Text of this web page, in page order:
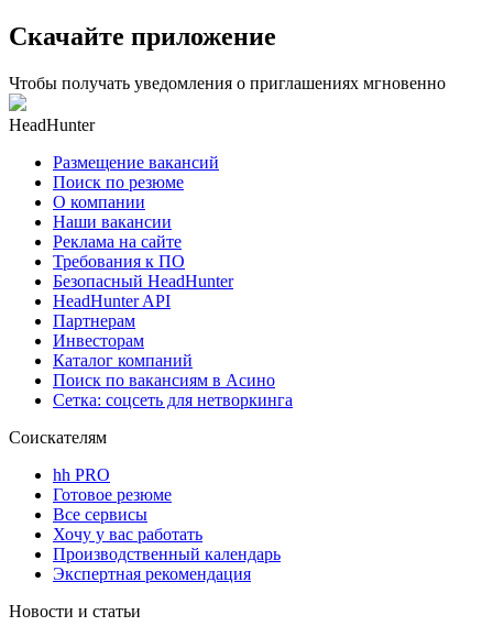
Скачайте приложение
Чтобы получать уведомления о приглашениях мгновенно
HeadHunter
Размещение вакансий
Поиск по резюме
О компании
Наши вакансии
Реклама на сайте
Требования к ПО
Безопасный HeadHunter
HeadHunter API
Партнерам
Инвесторам
Каталог компаний
Поиск по вакансиям в Асино
Сетка: соцсеть для нетворкинга
Соискателям
hh PRO
Готовое резюме
Все сервисы
Хочу у вас работать
Производственный календарь
Экспертная рекомендация
Новости и статьи